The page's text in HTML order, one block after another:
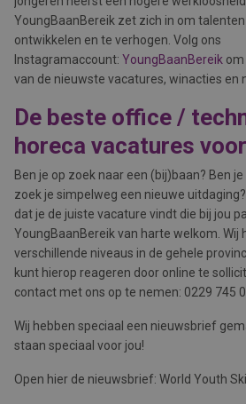
YoungBaanBereik zet zich in om
ontwikkelen en te verhogen. Volg ons
Instagramaccount: YoungBaanBereik
van de nieuwste vacatures, winacties en
De beste office /
horeca vacatures
Ben je op zoek naar een (bij)baan? Ben
zoek je simpelweg een nieuwe
dat je de juiste vacature vindt die bij jou
YoungBaanBereik van harte welkom. Wij
verschillende niveaus in de gehele
kunt hierop reageren door online te
contact met ons op te nemen: 0229 745
Wij hebben speciaal een nieuwsbrief
staan speciaal voor jou!
Open hier de nieuwsbrief: World Youth